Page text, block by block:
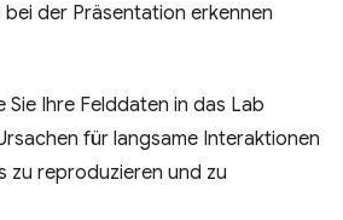
der Präsentation erkennen
Sie Ihre Felddaten in das Lab
für langsame Interaktionen
zu reproduzieren und zu